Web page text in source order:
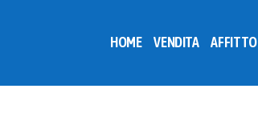
HOME VENDITA AFFITTO